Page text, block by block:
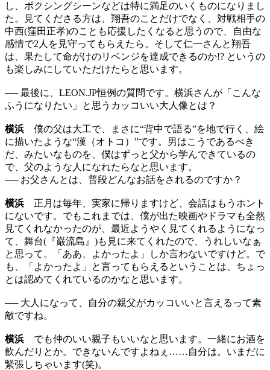
し、ボクシングシーンなどは特に満足のいくものになりまし
た。見てくださる方は、翔吾のことだけでなく、対戦相手の
中西(窪田正孝)のことも応援したくなると思うので、自由な
感情で2人を見守ってもらえたら。そして仁一さんと翔吾
は、果たして命がけのリベンジを達成できるのか!? というの
も楽しみにしていただけたらと思います。
── 最後に、LEON.JP恒例の質問です。横浜さんが「こんな
ふうになりたい」と思うカッコいい大人像とは？
横浜僕の父は大工で、まさに“背中で語る”を地で行く、絵
に描いたような“漢（オトコ）”です。男はこうであるべき
だ、みたいなものを、僕はずっと父から学んできているの
で、父のような人になれたらなと思います。
── お父さんとは、普段どんなお話をされるのですか？
横浜正月は毎年、実家に帰りますけど、会話はもうホント
にないです。でもこれまでは、僕が出た映画やドラマも全然
見てくれなかったのが、最近ようやく見てくれるようになっ
て、舞台(『巌流島』)も見に来てくれたので、うれしいなぁ
と思って。「ああ、よかったよ」しか言わないですけど。で
も、「よかったよ」と言ってもらえるということは、ちょっ
とは認めてくれているのかなと思います。
── 大人になって、自分の親父がカッコいいと言えるって素
敵ですね。
横浜でも仲のいい親子もいいなと思います。一緒にお酒を
飲んだりとか。できないんですよねぇ……自分は。いまだに
緊張しちゃいます(笑)。